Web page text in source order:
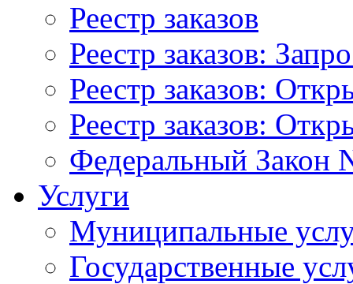
Реестр заказов
Реестр заказов:
Реестр заказов:
Реестр заказов:
Федеральный Закон
Услуги
Муниципальные
Государственные